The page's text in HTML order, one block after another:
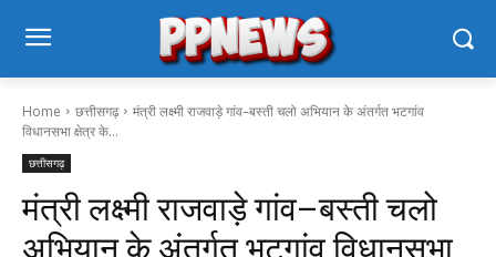
Home छत्तीसगढ़
मंत्री लक्ष्मी राजवाड़े गांव–बस्ती चलो अभियान के अंतर्गत भटगांव
विधानसभा क्षेत्र के...
छत्तीसगढ़
मंत्री लक्ष्मी राजवाड़े गांव–बस्ती चलो
अभियान के अंतर्गत भटगांव विधानसभा